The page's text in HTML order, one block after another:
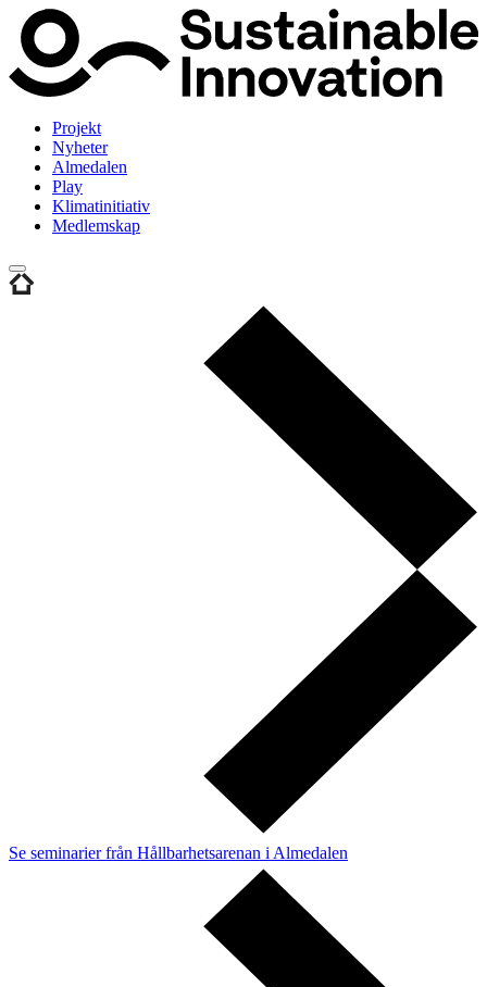
Projekt
Nyheter
Almedalen
Play
Klimatinitiativ
Medlemskap
Se seminarier från Hållbarhetsarenan i Almedalen